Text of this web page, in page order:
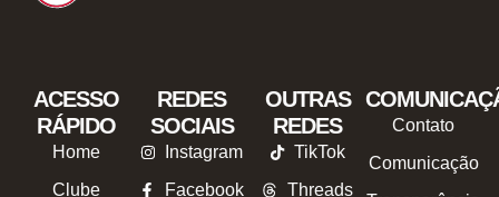
ACESSO
RÁPIDO
Home
Clube
REDES
SOCIAIS
Instagram
Facebook
OUTRAS
REDES
TikTok
Threads
Contato
Comunicação